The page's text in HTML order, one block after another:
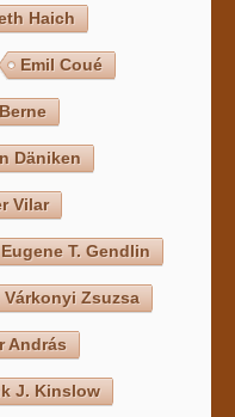
Haich
Emil Coué
Däniken
Vilar
Eugene T. Gendlin
Várkonyi Zsuzsa
András
J. Kinslow